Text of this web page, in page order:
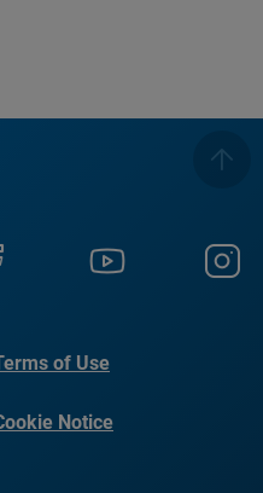
of Use
Notice